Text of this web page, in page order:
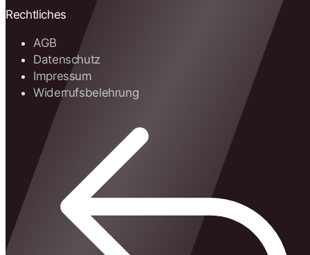
Rechtliches
AGB
Datenschutz
Impressum
Widerrufsbelehrung